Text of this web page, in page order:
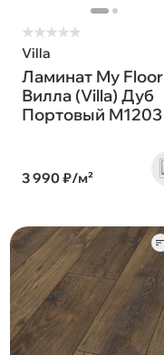
★★★★★
Villa
Ламинат My Floor
Вилла (Villa) Дуб
Портовый M1203
3 990 ₽/м²